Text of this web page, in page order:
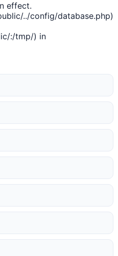
effect.
../config/database.php)
:/tmp/) in